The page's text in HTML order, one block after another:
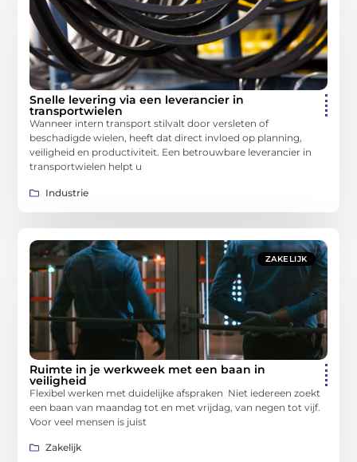
Snelle levering via een leverancier in
transportwielen
Wanneer intern transport stilvalt door versleten of
beschadigde wielen, heeft dat direct invloed op planning,
veiligheid en productiviteit. Een betrouwbare leverancier in
transportwielen helpt u
Industrie
ZAKELIJK
Ruimte in je werkweek met een baan in
veiligheid
Flexibel werken met duidelijke afspraken Niet iedereen zoekt
een baan van maandag tot en met vrijdag, van negen tot vijf.
Voor veel mensen is juist
Zakelijk